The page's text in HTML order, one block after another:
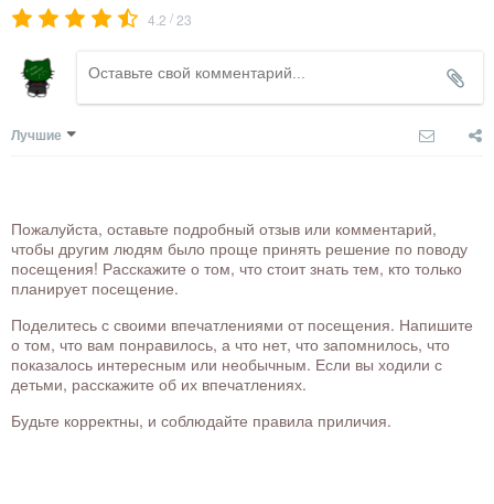
4.2 /23
Лучшие
Пожалуйста, оставьте подробный отзыв или комментарий,
чтобы другим людям было проще принять решение по поводу
посещения! Расскажите о том, что стоит знать тем, кто только
планирует посещение.
Поделитесь с своими впечатлениями от посещения. Напишите
о том, что вам понравилось, а что нет, что запомнилось, что
показалось интересным или необычным. Если вы ходили с
детьми, расскажите об их впечатлениях.
Будьте корректны, и соблюдайте правила приличия.